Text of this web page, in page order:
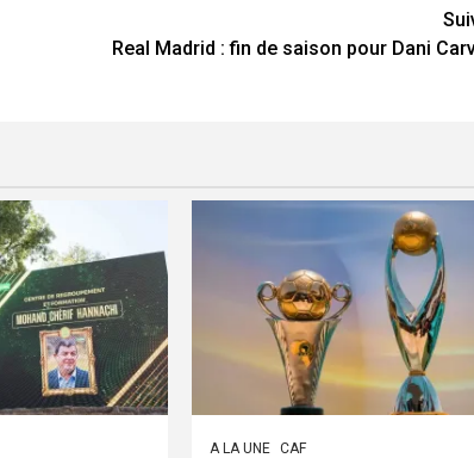
Real Madrid : fin de saison pour Dani
A LA UNE CAF